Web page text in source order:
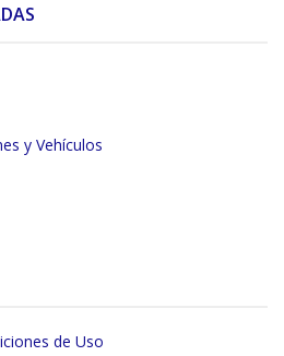
y Vehículos
de Uso